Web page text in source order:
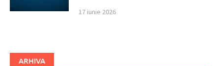
17 iunie 2026
ARHIVA